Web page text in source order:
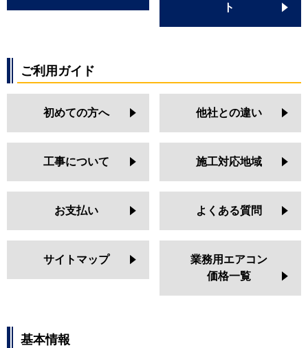
ト
ご利用ガイド
初めての方へ 他社との違い
工事について 施工対応地域
お支払い よくある質問
サイトマップ
業務用エアコン
価格一覧
基本情報